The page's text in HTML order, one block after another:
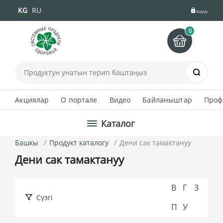
KG RU Кирүү
0
Акциялар О портале Видео Байланыштар
Каталог
Башкы Продукт каталогу Дени сак тамактануу
Дени сак тамактануу
Сүзгі
В Г
З
П У